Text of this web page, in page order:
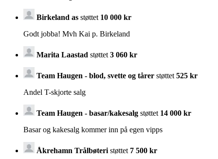
Birkeland as støttet 10 000 kr
Godt jobba! Mvh Kai p. Birkeland
Marita Laastad støttet 3 060 kr
Team Haugen - blod, svette og tårer støttet 525 kr
Andel T-skjorte salg
Team Haugen - basar/kakesalg støttet 14 000 kr
Basar og kakesalg kommer inn på egen vipps
Åkrehamn Trålbøteri støttet 7 500 kr